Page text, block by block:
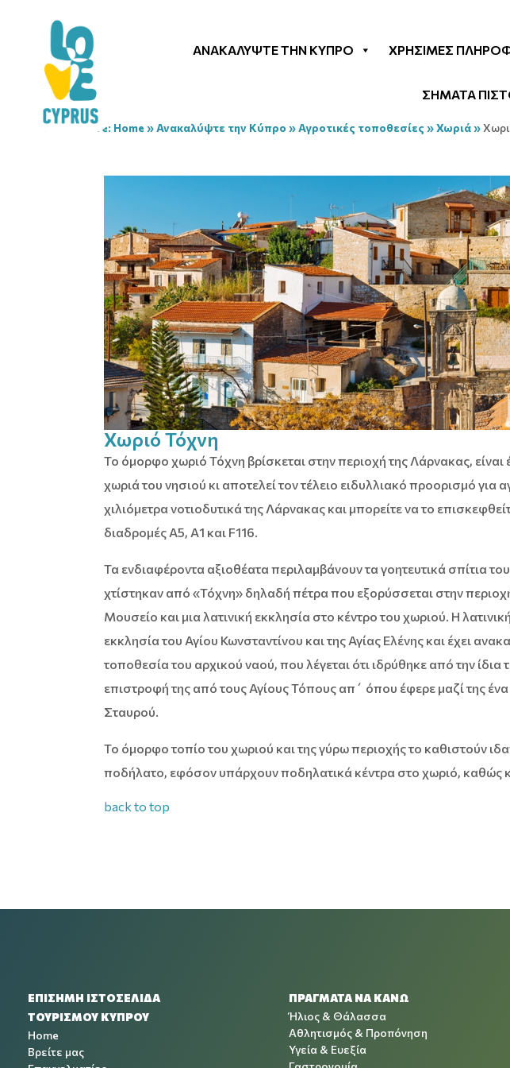
ΑΝΑΚΑΛΎΨΤΕ ΤΗΝ ΚΎΠΡΟ ΧΡΉΣΙΜΕΣ
ΣΗΜΑΤΑ
You are here: Home »Ανακαλύψτε την Κύπρο »Αγροτικές τοποθεσίες »Χωριά»
Χωριό Τόχνη
Το όμορφο χωριό Τόχνη βρίσκεται στην περιοχή της Λάρνακας,
χωριά του νησιού κι αποτελεί τον τέλειο ειδυλλιακό προορισμό για
χιλιόμετρα νοτιοδυτικά της Λάρνακας και μπορείτε να το
διαδρομές Α5, Α1 και F116.
Τα ενδιαφέροντα αξιοθέατα περιλαμβάνουν τα γοητευτικά σπίτια
χτίστηκαν από «Τόχνη» δηλαδή πέτρα που εξορύσσεται στην
Μουσείο και μια λατινική εκκλησία στο κέντρο του χωριού. Η
εκκλησία του Αγίου Κωνσταντίνου και της Αγίας Ελένης και έχει
τοποθεσία του αρχικού ναού, που λέγεται ότι ιδρύθηκε από την ίδια
επιστροφή της από τους Αγίους Τόπους απ΄ όπου έφερε μαζί της ένα
Σταυρού.
Το όμορφο τοπίο του χωριού και της γύρω περιοχής το καθιστούν
ποδήλατο, εφόσον υπάρχουν ποδηλατικά κέντρα στο χωριό, καθώς
back to top
ΕΠΙΣΗΜΗ ΙΣΤΟΣΕΛΙΔΑ
ΤΟΥΡΙΣΜΟΥ ΚΥΠΡΟΥ
Home
Βρείτε μας
ΠΡΑΓΜΑΤΑ ΝΑ ΚΑΝΩ
Ήλιος & Θάλασσα
Αθλητισμός & Προπόνηση
Υγεία & Ευεξία